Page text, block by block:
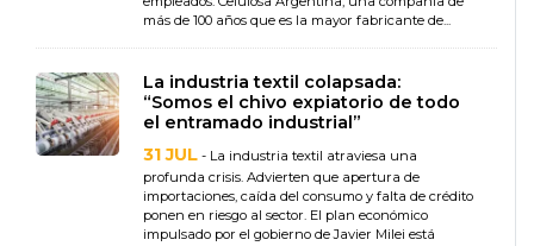
más de 100 años que es la mayor fabricante de...
La industria textil colapsada:
“Somos el chivo expiatorio de todo
el entramado industrial”
31 JUL - La industria textil atraviesa una
profunda crisis. Advierten que apertura de
importaciones, caída del consumo y falta de crédito
ponen en riesgo al sector. El plan económico
impulsado por el gobierno de Javier Milei está